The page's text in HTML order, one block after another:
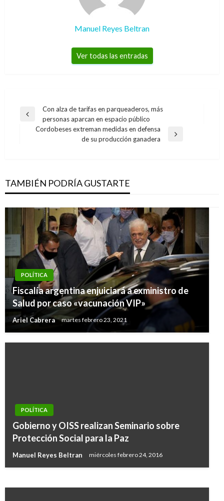
Manuel Reyes Beltran
Ver todas las entradas
Navegación
Entrada
anterior
Con alza de tarifas en parqueaderos, más
personas aparcan en espacio público
Cordobeses extreman medidas en defensa
de su producción ganadera
TAMBIÉN PODRÍA GUSTARTE
POLÍTICA
Fiscalía argentina enjuiciará a exministro de
Salud por caso «vacunación VIP»
Ariel Cabrera martes febrero 23, 2021
POLÍTICA
Gobierno y OISS realizan Seminario sobre
Protección Social para la Paz
Manuel Reyes Beltran miércoles febrero 24, 2016
MIRA presentó proyectos de Ley para